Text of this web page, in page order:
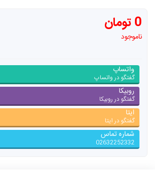
0 تومان
ناموجود
واتساپ
گفتگو در واتساپ
روبیکا
گفتگو در روبیکا
ایتا
گفتگو در ایتا
شماره تماس
02632252332